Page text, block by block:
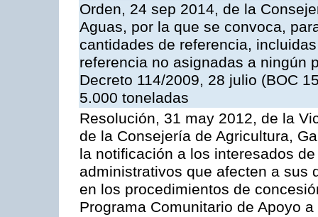
Orden, 24 sep 2014, de la
Aguas, por la que se convoca,
cantidades de referencia,
referencia no asignadas a ningún
Decreto 114/2009, 28 julio (BOC
5.000 toneladas
Resolución, 31 may 2012, de la
de la Consejería de Agricultura,
la notificación a los interesados
administrativos que afecten a sus
en los procedimientos de
Programa Comunitario de Apoyo